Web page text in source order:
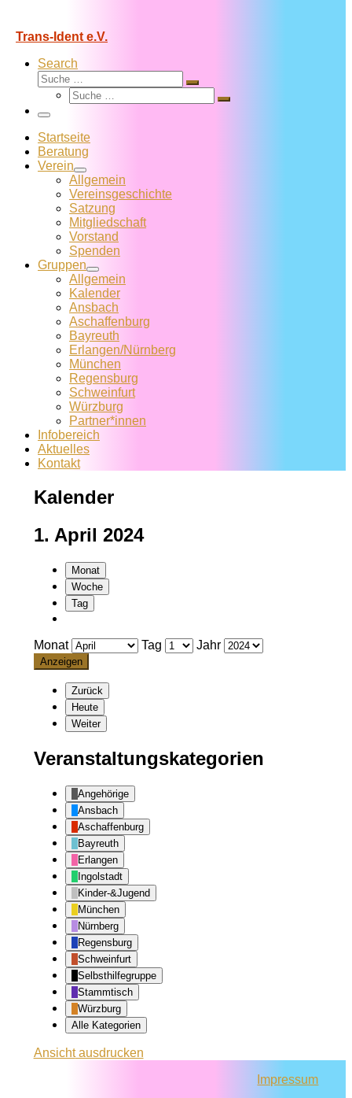
Trans-Ident e.V.
Search
Suche
Suche
Suche
Suche
Menü
Startseite
Beratung
Verein
Allgemein
Vereins­geschichte
Satzung
Mitglied­schaft
Vorstand
Spenden
Gruppen
Allgemein
Kalender
Ansbach
Aschaffenburg
Bayreuth
Erlangen/Nürnberg
München
Regensburg
Schweinfurt
Würzburg
Partner*innen
Infobereich
Aktuelles
Kontakt
Kalender
1. April 2024
Monat
Woche
Tag
Monat Tag Jahr
Zurück
Heute
Weiter
Veranstaltungskategorien
Angehörige
Ansbach
Aschaffenburg
Bayreuth
Erlangen
Ingolstadt
Kinder-&Jugend
München
Nürnberg
Regensburg
Schweinfurt
Selbsthilfegruppe
Stammtisch
Würzburg
Alle Kategorien
Ansichtausdrucken
Impressum